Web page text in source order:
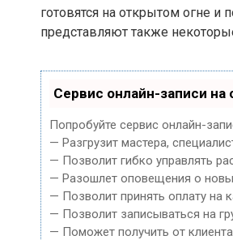
готовятся на открытом огне
представляют также
Сервис онлайн-записи
Попробуйте сервис онлайн-
— Разгрузит мастера,
— Позволит гибко управлять
— Разошлет оповещения о
— Позволит принять оплату на
— Позволит записываться на
— Поможет получить от